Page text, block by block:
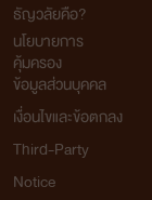
ธัญวลัยคือ?
นโยบายการ
คุ้มครอง
ข้อมูลส่วนบุคคล
เงื่อนไขและข้อตกลง
Third-Party
Notice